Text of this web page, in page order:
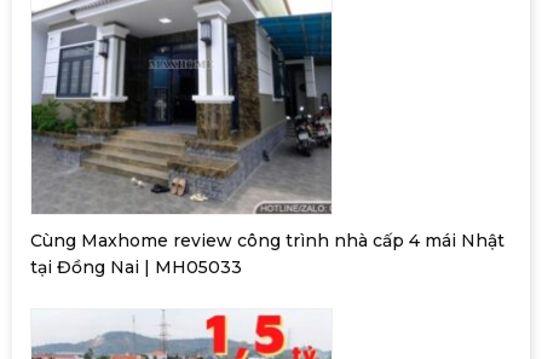
Cùng Maxhome review công trình nhà cấp 4 mái Nhật
tại Đồng Nai | MH05033